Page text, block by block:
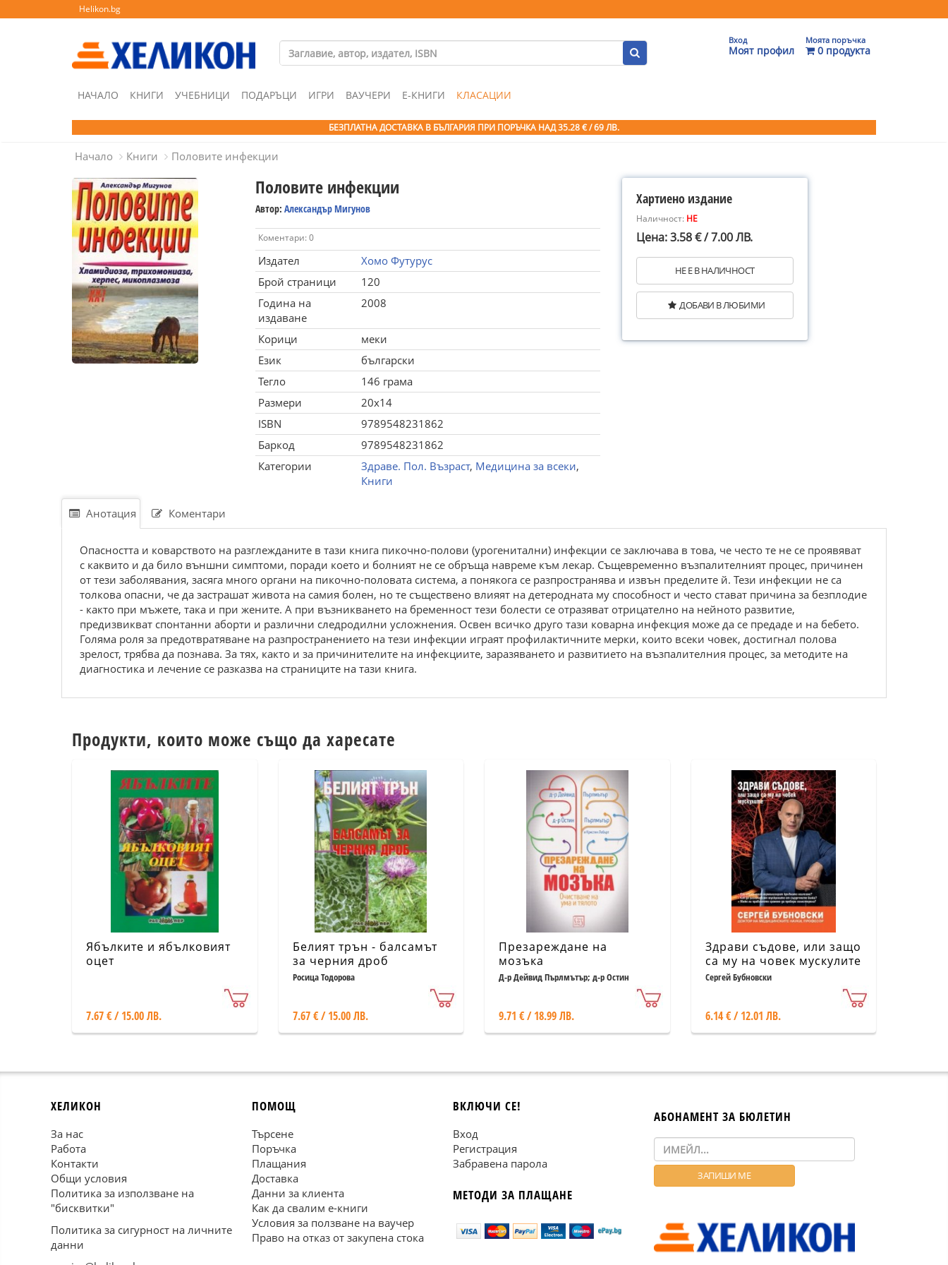
Helikon.bg
Вход
Моят профил
Моята поръчка
0 продукта
НАЧАЛО КНИГИ УЧЕБНИЦИ ПОДАРЪЦИ ИГРИ ВАУЧЕРИ Е-КНИГИ КЛАСАЦИИ
БЕЗПЛАТНА ДОСТАВКА В БЪЛГАРИЯ ПРИ ПОРЪЧКА НАД 35.28 € / 69 ЛВ.
Начало Книги Половите инфекции
Половите инфекции
Автор: Александър Мигунов
Коментари: 0
Издател
Хомо Футурус
Брой страници
120
Година на
издаване
2008
Корици
меки
Език
български
Тегло
146 грама
Размери
20x14
ISBN
9789548231862
Баркод
9789548231862
Категории
Здраве. Пол. Възраст, Медицина за всеки,
Книги
Хартиено издание
Наличност: НЕ
Цена: 3.58 € / 7.00 ЛВ.
НЕ Е В НАЛИЧНОСТ
ДОБАВИ В ЛЮБИМИ
Анотация Коментари
Опасността и коварството на разглежданите в тази книга пикочно-полови (урогенитални) инфекции се заключава в това, че често те не се проявяват
с каквито и да било външни симптоми, поради което и болният не се обръща навреме към лекар. Същевременно възпалителният процес, причинен
от тези заболявания, засяга много органи на пикочно-половата система, а понякога се разпространява и извън пределите й. Тези инфекции не са
толкова опасни, че да застрашат живота на самия болен, но те съществено влияят на детеродната му способност и често стават причина за безплодие
- както при мъжете, така и при жените. А при възникването на бременност тези болести се отразяват отрицателно на нейното развитие,
предизвикват спонтанни аборти и различни следродилни усложнения. Освен всичко друго тази коварна инфекция може да се предаде и на бебето.
Голяма роля за предотвратяване на разпространението на тези инфекции играят профилактичните мерки, които всеки човек, достигнал полова
зрелост, трябва да познава. За тях, както и за причинителите на инфекциите, заразяването и развитието на възпалителния процес, за методите на
диагностика и лечение се разказва на страниците на тази книга.
Продукти, които може също да харесате
Ябълките и ябълковият
оцет
7.67 € / 15.00 ЛВ.
Белият трън - балсамът
за черния дроб
Росица Тодорова
7.67 € / 15.00 ЛВ.
Презареждане на
мозъка
Д-р Дейвид Пърлмътър; д-р Остин
9.71 € / 18.99 ЛВ.
Здрави съдове, или защо
са му на човек мускулите
Сергей Бубновски
6.14 € / 12.01 ЛВ.
ХЕЛИКОН
За нас
Работа
Контакти
Общи условия
Политика за използване на
"бисквитки"
Политика за сигурност на личните
данни
ПОМОЩ
Търсене
Поръчка
Плащания
Доставка
Данни за клиента
Как да свалим е-книги
Условия за ползване на ваучер
Право на отказ от закупена стока
ВКЛЮЧИ СЕ!
Вход
Регистрация
Забравена парола
МЕТОДИ ЗА ПЛАЩАНЕ
АБОНАМЕНТ ЗА БЮЛЕТИН